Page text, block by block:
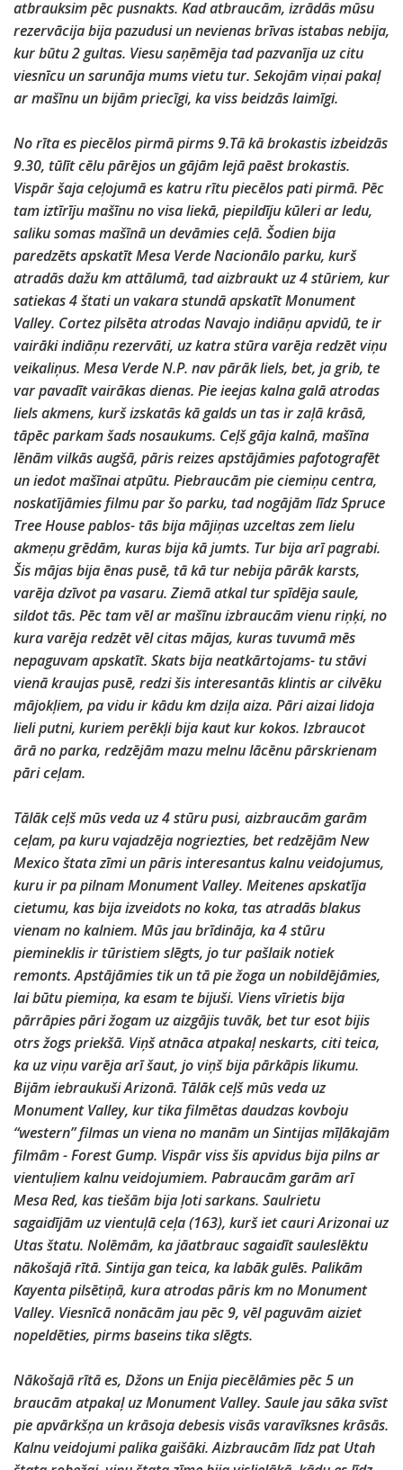
atbrauksim pēc pusnakts. Kad atbraucām, izrādās mūsu
rezervācija bija pazudusi un nevienas brīvas istabas nebija,
kur būtu 2 gultas. Viesu saņēmēja tad pazvanīja uz citu
viesnīcu un sarunāja mums vietu tur. Sekojām viņai pakaļ
ar mašīnu un bijām priecīgi, ka viss beidzās laimīgi.
No rīta es piecēlos pirmā pirms 9.Tā kā brokastis izbeidzās
9.30, tūlīt cēlu pārējos un gājām lejā paēst brokastis.
Vispār šaja ceļojumā es katru rītu piecēlos pati pirmā. Pēc
tam iztīrīju mašīnu no visa liekā, piepildīju kūleri ar ledu,
saliku somas mašīnā un devāmies ceļā. Šodien bija
paredzēts apskatīt Mesa Verde Nacionālo parku, kurš
atradās dažu km attālumā, tad aizbraukt uz 4 stūriem, kur
satiekas 4 štati un vakara stundā apskatīt Monument
Valley. Cortez pilsēta atrodas Navajo indiāņu apvidū, te ir
vairāki indiāņu rezervāti, uz katra stūra varēja redzēt viņu
veikaliņus. Mesa Verde N.P. nav pārāk liels, bet, ja grib, te
var pavadīt vairākas dienas. Pie ieejas kalna galā atrodas
liels akmens, kurš izskatās kā galds un tas ir zaļā krāsā,
tāpēc parkam šads nosaukums. Ceļš gāja kalnā, mašīna
lēnām vilkās augšā, pāris reizes apstājāmies pafotografēt
un iedot mašīnai atpūtu. Piebraucām pie ciemiņu centra,
noskatījāmies filmu par šo parku, tad nogājām līdz Spruce
Tree House pablos- tās bija mājiņas uzceltas zem lielu
akmeņu grēdām, kuras bija kā jumts. Tur bija arī pagrabi.
Šis mājas bija ēnas pusē, tā kā tur nebija pārāk karsts,
varēja dzīvot pa vasaru. Ziemā atkal tur spīdēja saule,
sildot tās. Pēc tam vēl ar mašīnu izbraucām vienu riņķi, no
kura varēja redzēt vēl citas mājas, kuras tuvumā mēs
nepaguvam apskatīt. Skats bija neatkārtojams- tu stāvi
vienā kraujas pusē, redzi šis interesantās klintis ar cilvēku
mājokļiem, pa vidu ir kādu km dziļa aiza. Pāri aizai lidoja
lieli putni, kuriem perēkļi bija kaut kur kokos. Izbraucot
ārā no parka, redzējām mazu melnu lācēnu pārskrienam
pāri ceļam.
Tālāk ceļš mūs veda uz 4 stūru pusi, aizbraucām garām
ceļam, pa kuru vajadzēja nogriezties, bet redzējām New
Mexico štata zīmi un pāris interesantus kalnu veidojumus,
kuru ir pa pilnam Monument Valley. Meitenes apskatīja
cietumu, kas bija izveidots no koka, tas atradās blakus
vienam no kalniem. Mūs jau brīdināja, ka 4 stūru
piemineklis ir tūristiem slēgts, jo tur pašlaik notiek
remonts. Apstājāmies tik un tā pie žoga un nobildējāmies,
lai būtu piemiņa, ka esam te bijuši. Viens vīrietis bija
pārrāpies pāri žogam uz aizgājis tuvāk, bet tur esot bijis
otrs žogs priekšā. Viņš atnāca atpakaļ neskarts, citi teica,
ka uz viņu varēja arī šaut, jo viņš bija pārkāpis likumu.
Bijām iebraukuši Arizonā. Tālāk ceļš mūs veda uz
Monument Valley, kur tika filmētas daudzas kovboju
“western” filmas un viena no manām un Sintijas mīļākajām
filmām - Forest Gump. Vispār viss šis apvidus bija pilns ar
vientuļiem kalnu veidojumiem. Pabraucām garām arī
Mesa Red, kas tiešām bija ļoti sarkans. Saulrietu
sagaidījām uz vientuļā ceļa (163), kurš iet cauri Arizonai uz
Utas štatu. Nolēmām, ka jāatbrauc sagaidīt sauleslēktu
nākošajā rītā. Sintija gan teica, ka labāk gulēs. Palikām
Kayenta pilsētiņā, kura atrodas pāris km no Monument
Valley. Viesnīcā nonācām jau pēc 9, vēl paguvām aiziet
nopeldēties, pirms baseins tika slēgts.
Nākošajā rītā es, Džons un Enija piecēlāmies pēc 5 un
braucām atpakaļ uz Monument Valley. Saule jau sāka svīst
pie apvārkšņa un krāsoja debesis visās varavīksnes krāsās.
Kalnu veidojumi palika gaišāki. Aizbraucām līdz pat Utah